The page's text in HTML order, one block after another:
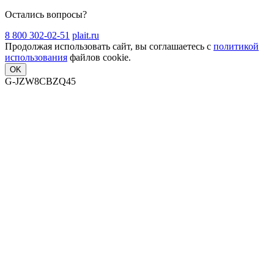
Остались вопросы?
8 800 302-02-51 plait.ru
Продолжая использовать сайт, вы соглашаетесь с политикой
использования файлов cookie.
OK
G-JZW8CBZQ45